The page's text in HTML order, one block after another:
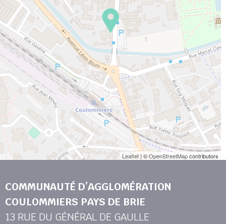
Leaflet | ©OpenStreetMapcontributors
COMMUNAUTÉ D’AGGLOMÉRATION
COULOMMIERS PAYS DE BRIE
13 RUE DU GÉNÉRAL DE GAULLE